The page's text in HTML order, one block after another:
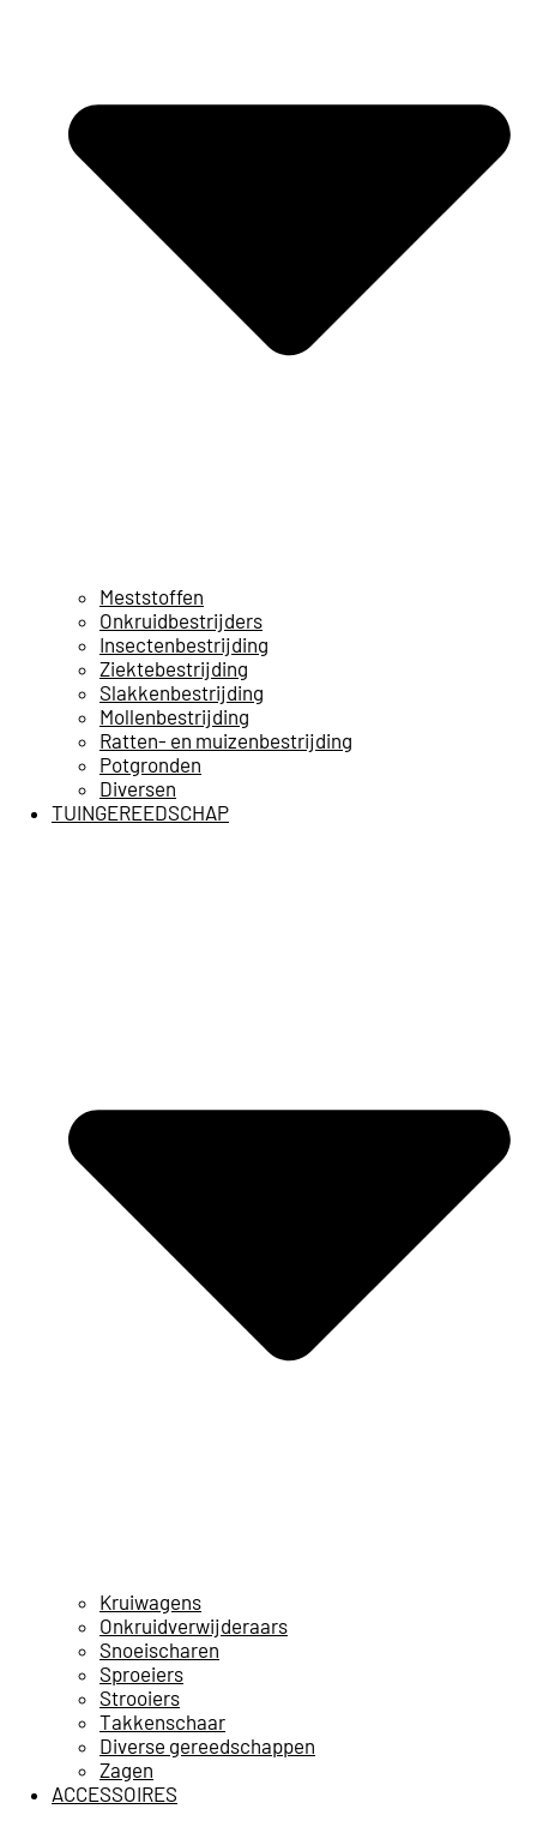
Meststoffen
Onkruidbestrijders
Insectenbestrijding
Ziektebestrijding
Slakkenbestrijding
Mollenbestrijding
Ratten- en muizenbestrijding
Potgronden
Diversen
TUINGEREEDSCHAP
Kruiwagens
Onkruidverwijderaars
Snoeischaren
Sproeiers
Strooiers
Takkenschaar
Diverse gereedschappen
Zagen
ACCESSOIRES